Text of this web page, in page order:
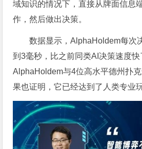
域知识的情况下，直接从牌面信息
作，然后做出决策。
数据显示，AlphaHoldem每次
到3毫秒，比之前同类AI决策速度快
AlphaHoldem与4位高水平德州扑
果也证明，它已经达到了人类专业